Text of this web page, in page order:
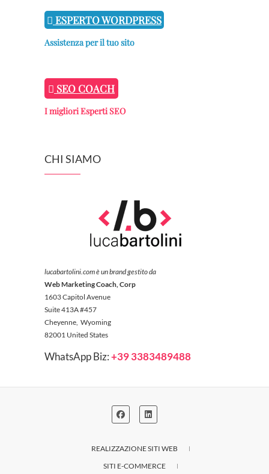
ESPERTO WORDPRESS
Assistenza per il tuo sito
SEO COACH
I migliori Esperti SEO
CHI SIAMO
lucabartolini.com è un brand gestito da
Web Marketing Coach, Corp
1603 Capitol Avenue
Suite 413A #457
Cheyenne, Wyoming
82001 United States
WhatsApp Biz:+39 3383489488
REALIZZAZIONE SITI WEB
SITI E-COMMERCE